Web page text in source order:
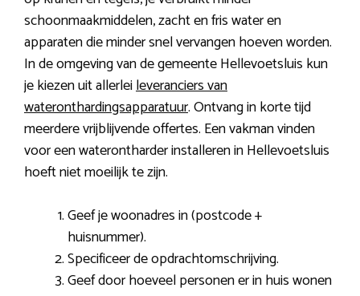
schoonmaakmiddelen, zacht en fris water en
apparaten die minder snel vervangen hoeven worden.
In de omgeving van de gemeente Hellevoetsluis kun
je kiezen uit allerleileveranciers van
wateronthardingsapparatuur. Ontvang in korte tijd
meerdere vrijblijvende offertes. Een vakman vinden
voor een waterontharder installeren in Hellevoetsluis
hoeft niet moeilijk te zijn.
Geef je woonadres in (postcode +
huisnummer).
Specificeer de opdrachtomschrijving.
Geef door hoeveel personen er in huis wonen